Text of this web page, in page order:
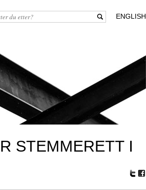
ENGLISH
STEMMERETT I